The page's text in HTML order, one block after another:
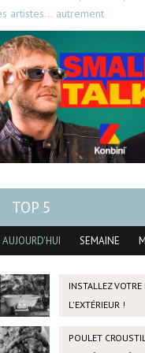
artistes… autrement
TOP 5
AUJOURD'HUI SEMAINE
INSTALLEZ
L'EXTÉRIEUR !
POULET